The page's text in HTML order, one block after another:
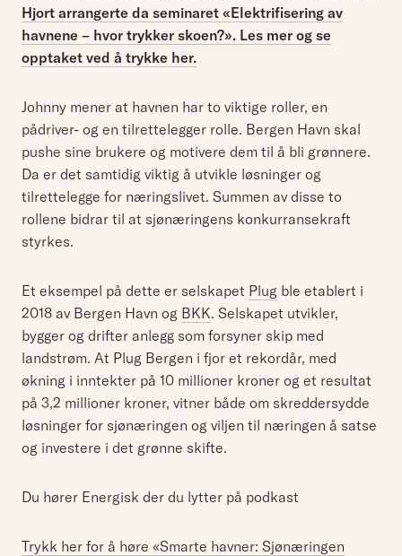
Hjort arrangerte da seminaret «Elektrifisering av
havnene – hvor trykker skoen?». Les mer og se
opptaket ved å trykke her.
Johnny mener at havnen har to viktige roller, en
pådriver- og en tilrettelegger rolle. Bergen Havn skal
pushe sine brukere og motivere dem til å bli grønnere.
Da er det samtidig viktig å utvikle løsninger og
tilrettelegge for næringslivet. Summen av disse to
rollene bidrar til at sjønæringens konkurransekraft
styrkes.
Et eksempel på dette er selskapet Plug ble etablert i
2018 av Bergen Havn og BKK. Selskapet utvikler,
bygger og drifter anlegg som forsyner skip med
landstrøm. At Plug Bergen i fjor et rekordår, med
økning i inntekter på 10 millioner kroner og et resultat
på 3,2 millioner kroner, vitner både om skreddersydde
løsninger for sjønæringen og viljen til næringen å satse
og investere i det grønne skifte.
Du hører Energisk der du lytter på podkast
Trykk her for å høre «Smarte havner: Sjønæringen